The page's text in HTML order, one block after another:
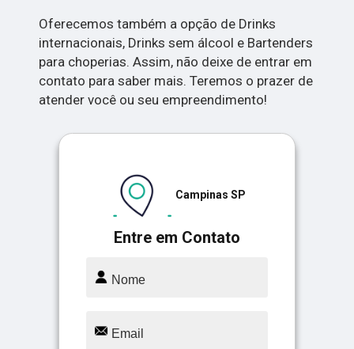
Oferecemos também a opção de Drinks
internacionais, Drinks sem álcool e Bartenders
para choperias. Assim, não deixe de entrar em
contato para saber mais. Teremos o prazer de
atender você ou seu empreendimento!
Entre em Contato
Campinas SP